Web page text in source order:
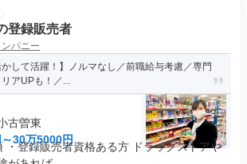
登録販売者
パニー
かして活躍！】ノルマなし／前職給与考慮／専⾨
アUPも！／...
古曽東
30万5000円
・登録販売者資格ある方 ドラッグストアや